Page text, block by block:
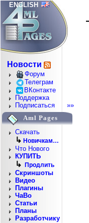
ENGLISH
Новости
Форум
Телеграм
ВКонтакте
Поддержка
Подписаться
»»
Aml Pages
Скачать
↳ Новичкам…
Что Нового
КУПИТЬ
↳ Продлить
Скриншоты
Видео
Плагины
ЧаВо
Статьи
Планы
Разработчику